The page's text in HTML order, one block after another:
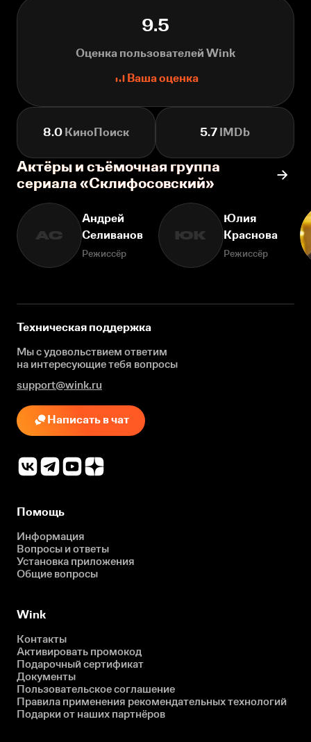
9.5
Оценка пользователей Wink
Ваша оценка
8.0 КиноПоиск 5.7 IMDb
Актёры и съёмочная группа
сериала «Склифосовский»
АС
Андрей
Селиванов
Режиссёр
ЮК
Юлия
Краснова
Режиссёр
Техническая поддержка
Мы с удовольствием ответим
на интересующиетебя вопросы
support@wink.ru
Написать в чат
Помощь
Информация
Вопросы и ответы
Установка приложения
Общие вопросы
Wink
Контакты
Активировать промокод
Подарочный сертификат
Документы
Пользовательское соглашение
Правила применения рекомендательных технологий
Подарки от наших партнёров